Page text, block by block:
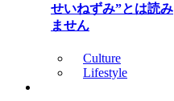
せいねずみ”とは読み
ません
Culture
Lifestyle